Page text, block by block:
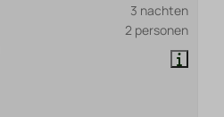
3 nachten
2 personen